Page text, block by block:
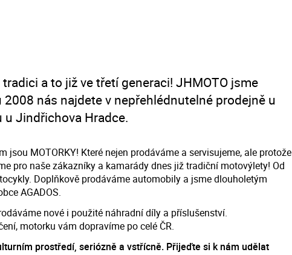
a to již ve třetí generaci! JHMOTO jsme
nás najdete v nepřehlédnutelné prodejně u
Jindřichova Hradce.
jsou MOTORKY! Které nejen prodáváme a servisujeme, ale protože
pro naše zákazníky a kamarády dnes již tradiční motovýlety! Od
Doplňkově prodáváme automobily a jsme dlouholetým
AGADOS.
nové i použité náhradní díly a příslušenství.
motorku vám dopravíme po celé ČR.
prostředí, seriózně a vstřícně. Přijeďte si k nám udělat